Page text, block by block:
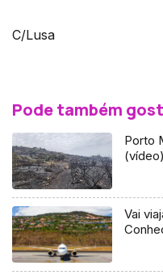
C/Lusa
Pode também
Porto
(vídeo)
Vai